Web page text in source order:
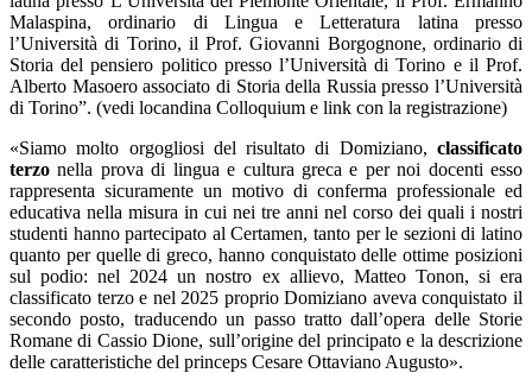
Malaspina, ordinario di Lingua e Letteratura latina presso
l’Università di Torino, il Prof. Giovanni Borgognone, ordinario di
Storia del pensiero politico presso l’Università di Torino e il Prof.
Alberto Masoero associato di Storia della Russia presso l’Università
di Torino”. (vedi locandina Colloquium e link con la registrazione)
«Siamo molto orgogliosi del risultato di Domiziano,classificato
terzo nella prova di lingua e cultura greca e per noi docenti esso
rappresenta sicuramente un motivo di conferma professionale ed
educativa nella misura in cui nei tre anni nel corso dei quali i nostri
studenti hanno partecipato al Certamen, tanto per le sezioni di latino
quanto per quelle di greco, hanno conquistato delle ottime posizioni
sul podio: nel 2024 un nostro ex allievo, Matteo Tonon, si era
classificato terzo e nel 2025 proprio Domiziano aveva conquistato il
secondo posto, traducendo un passo tratto dall’opera delle Storie
Romane di Cassio Dione, sull’origine del principato e la descrizione
delle caratteristiche del princeps Cesare Ottaviano Augusto».